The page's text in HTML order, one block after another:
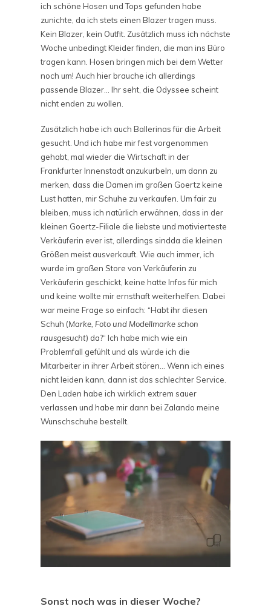
ich schöne Hosen und Tops gefunden habe
zunichte, da ich stets einen Blazer tragen muss.
Kein Blazer, kein Outfit. Zusätzlich muss ich nächste
Woche unbedingt Kleider finden, die man ins Büro
tragen kann. Hosen bringen mich bei dem Wetter
noch um! Auch hier brauche ich allerdings
passende Blazer… Ihr seht, die Odyssee scheint
nicht enden zu wollen.
Zusätzlich habe ich auch Ballerinas für die Arbeit
gesucht. Und ich habe mir fest vorgenommen
gehabt, mal wieder die Wirtschaft in der
Frankfurter Innenstadt anzukurbeln, um dann zu
merken, dass die Damen im großen Goertz keine
Lust hatten, mir Schuhe zu verkaufen. Um fair zu
bleiben, muss ich natürlich erwähnen, dass in der
kleinen Goertz-Filiale die liebste und motivierteste
Verkäuferin ever ist, allerdings sindda die kleinen
Größen meist ausverkauft. Wie auch immer, ich
wurde im großen Store von Verkäuferin zu
Verkäuferin geschickt, keine hatte Infos für mich
und keine wollte mir ernsthaft weiterhelfen. Dabei
war meine Frage so einfach: “Habt ihr diesen
Schuh (Marke, Foto und Modellmarke schon
rausgesucht) da?“ Ich habe mich wie ein
Problemfall gefühlt und als würde ich die
Mitarbeiter in ihrer Arbeit stören… Wenn ich eines
nicht leiden kann, dann ist das schlechter Service.
Den Laden habe ich wirklich extrem sauer
verlassen und habe mir dann bei Zalando meine
Wunschschuhe bestellt.
Sonst noch was in dieser Woche?